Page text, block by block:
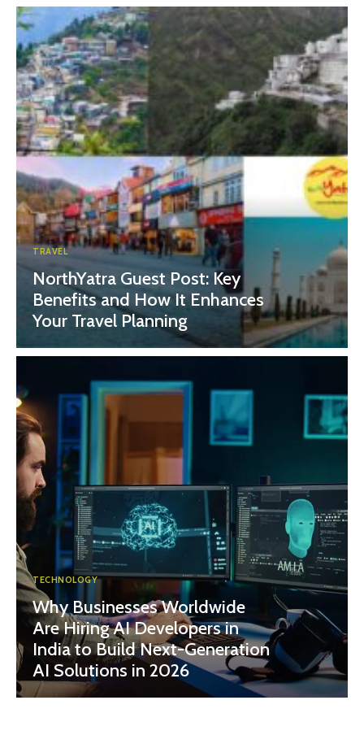
TRAVEL
NorthYatra Guest Post: Key
Benefits and How It Enhances
Your Travel Planning
TECHNOLOGY
Why Businesses Worldwide
Are Hiring AI Developers in
India to Build Next-Generation
AI Solutions in 2026